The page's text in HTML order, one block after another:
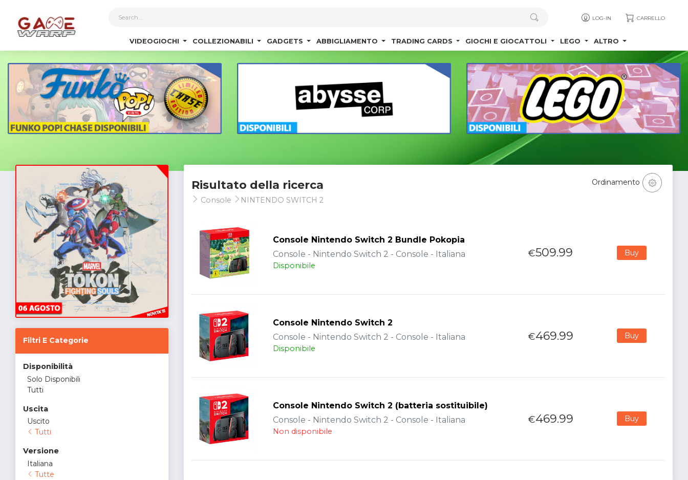
LOG-IN CARRELLO
VIDEOGIOCHI COLLEZIONABILI GADGETS ABBIGLIAMENTO TRADING CARDS GIOCHI E GIOCATTOLI LEGO ALTRO
Filtri E Categorie
Disponibilità
Solo Disponibili
Tutti
Uscita
Uscito
Tutti
Versione
Italiana
Tutte
Risultato della ricerca
Console NINTENDO SWITCH 2
Ordinamento
Console Nintendo Switch 2 Bundle Pokopia
Console - Nintendo Switch 2 - Console - Italiana
Disponibile
€509.99 Buy
Console Nintendo Switch 2
Console - Nintendo Switch 2 - Console - Italiana
Disponibile
€469.99 Buy
Console Nintendo Switch 2 (batteria sostituibile)
Console - Nintendo Switch 2 - Console - Italiana
Non disponibile
€469.99 Buy